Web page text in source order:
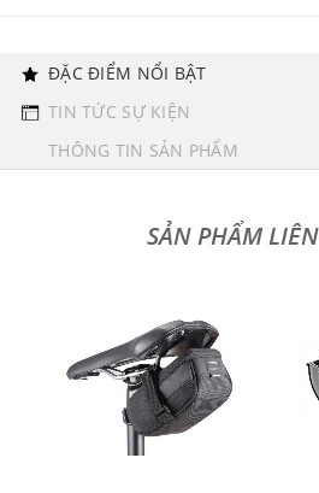
ĐẶC ĐIỂM NỔI BẬT
TIN TỨC SỰ KIỆN
THÔNG TIN SẢN PHẨM